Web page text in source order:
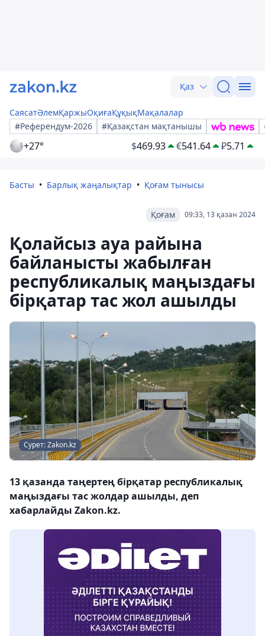
Қаз
СаясатӘлемҚаржыОқиғаҚұқықМақалалар
#Референдум-2026
#Қазақстан мақтанышы
+27° $469.93 €541.64 ₽5.71
Басты Барлық жаңалықтар Қоғам тынысы
09:33, 13 қазан 2024
Қоғам
Қолайсыз ауа райына
байланысты жабылған
республикалық маңыздағы
бірқатар тас жол ашылды
Сурет: Zakon.kz
13 қазанда таңертең бірқатар республикалық
маңыздағы тас жолдар ашылды, деп
хабарлайды Zakon.kz.